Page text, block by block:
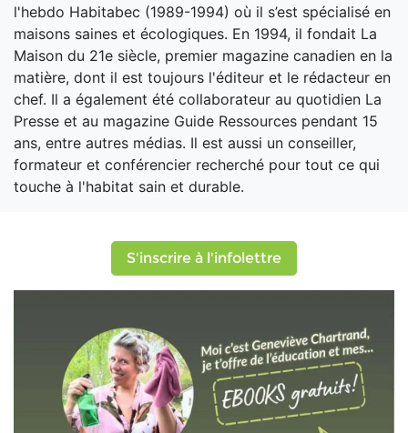
l'hebdo Habitabec (1989-1994) où il s’est spécialisé en
maisons saines et écologiques. En 1994, il fondait La
Maison du 21e siècle, premier magazine canadien en la
matière, dont il est toujours l'éditeur et le rédacteur en
chef. Il a également été collaborateur au quotidien La
Presse et au magazine Guide Ressources pendant 15
ans, entre autres médias. Il est aussi un conseiller,
formateur et conférencier recherché pour tout ce qui
touche à l'habitat sain et durable.
S'inscrire à l'infolettre